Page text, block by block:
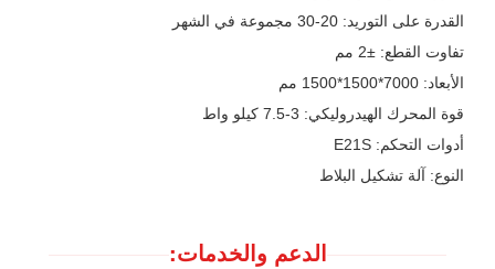
القدرة على التوريد: 20-30 مجموعة في الشهر
تفاوت القطع: ±2 مم
الأبعاد: 7000*1500*1500 مم
قوة المحرك الهيدروليكي: 3-7.5 كيلو واط
أدوات التحكم: E21S
النوع: آلة تشكيل البلاط
الدعم والخدمات: